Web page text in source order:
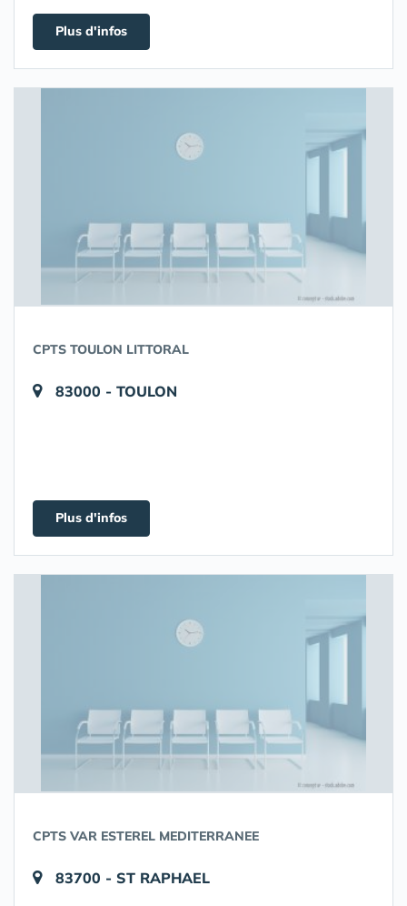
Plus d'infos
CPTS TOULON LITTORAL
83000 - TOULON
Plus d'infos
CPTS VAR ESTEREL MEDITERRANEE
83700 - ST RAPHAEL